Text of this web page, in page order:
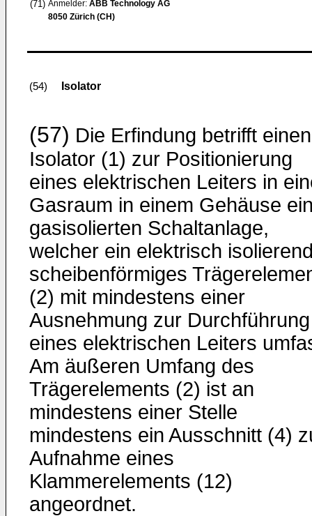
(71) Anmelder: ABB Technology AG
8050 Zürich (CH)
(54) Isolator
(57) Die Erfindung betrifft einen
Isolator (1) zur Positionierung
eines elektrischen Leiters in
Gasraum in einem Gehäuse
gasisolierten Schaltanlage,
welcher ein elektrisch
scheibenförmiges
(2) mit mindestens einer
Ausnehmung zur Durchführung
eines elektrischen Leiters
Am äußeren Umfang des
Trägerelements (2) ist an
mindestens einer Stelle
mindestens ein Ausschnitt (4)
Aufnahme eines
Klammerelements (12)
angeordnet.